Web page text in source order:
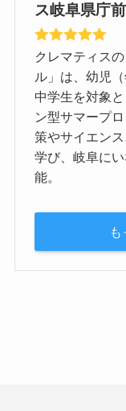
ス岐阜県庁
クレマティス
ル」は、幼児
中学生を対象
ン型サマープ
策やサイエン
学び、岐阜に
能。